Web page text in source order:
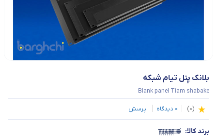
بلانک پنل تیام شبکه
Blank panel Tiam shabake
(
0
)
0 دیدگاه پرسش
برند کالا: